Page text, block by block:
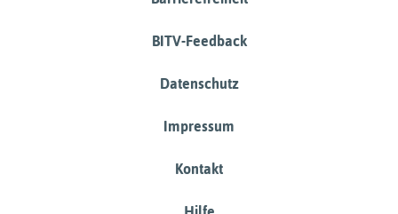
BITV-Feedback
Datenschutz
Impressum
Kontakt